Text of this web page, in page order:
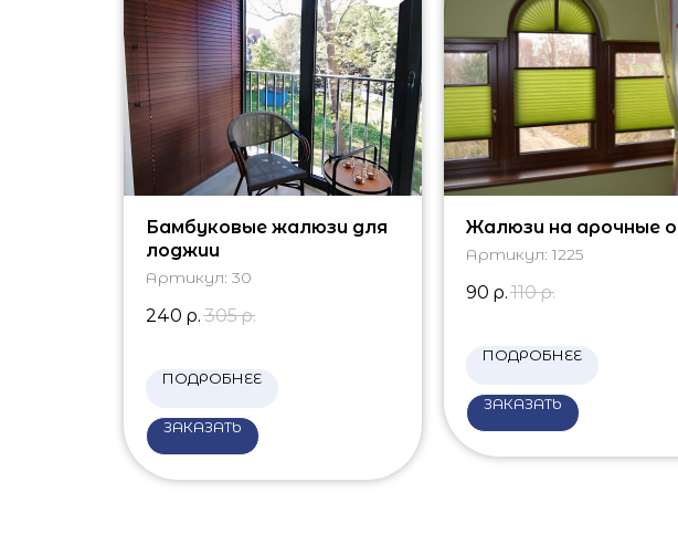
Бамбуковые жалюзи для
лоджии
Артикул: 30
240 р. 305 р.
ПОДРОБНЕЕ
ЗАКАЗАТЬ
Жалюзи на арочные
Артикул: 1225
90 р. 110 р.
ПОДРОБНЕЕ
ЗАКАЗАТЬ